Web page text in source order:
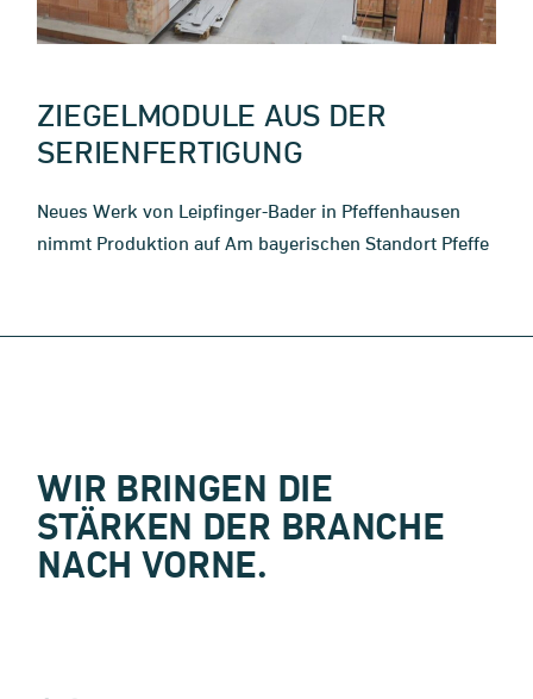
ZIEGELMODULE AUS DER
SERIENFERTIGUNG
Neues Werk von Leipfinger-Bader in Pfeffenhausen
nimmt Produktion auf Am bayerischen Standort Pfeffe
WIR BRINGEN DIE
STÄRKEN DER BRANCHE
NACH VORNE.